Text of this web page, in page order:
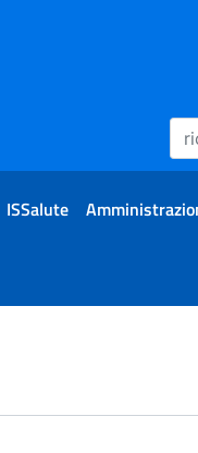
ISSalute